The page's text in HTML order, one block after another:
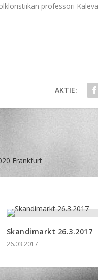
professori
AKTIE:
Frankfurt
Skandimarkt 26.3.2017
26.03.2017